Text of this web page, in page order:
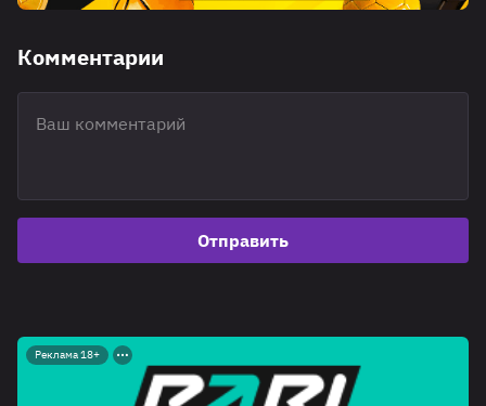
Комментарии
Отправить
Реклама 18+